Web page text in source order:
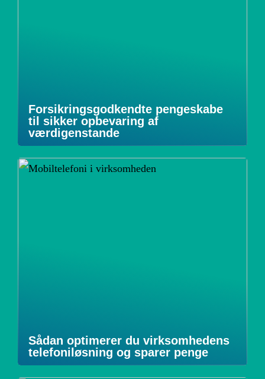
Forsikringsgodkendte pengeskabe
til sikker opbevaring af
værdigenstande
Sådan optimerer du virksomhedens
telefoniløsning og sparer penge